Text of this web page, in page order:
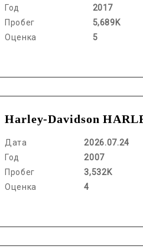
Год
2017
Пробег
5,689K
Оценка
5
Harley-Davidson
Дата
2026.07.24
Год
2007
Пробег
3,532K
Оценка
4